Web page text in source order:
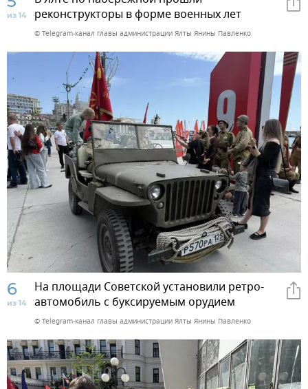
из 14
реконструкторы в форме военных лет
© Telegram-канал главы администрации Ялты Янины Павленко
6
из 14
На площади Советской установили ретро-
автомобиль с буксируемым орудием
© Telegram-канал главы администрации Ялты Янины Павленко